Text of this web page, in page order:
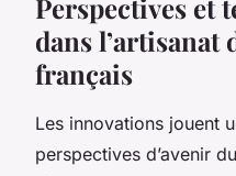
Perspectives et
dans
français
Les innovations jouent
perspectives d’avenir